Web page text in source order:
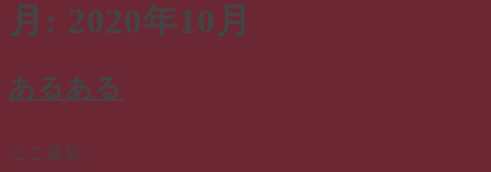
月: 2020年10月
あるある
ここ最近